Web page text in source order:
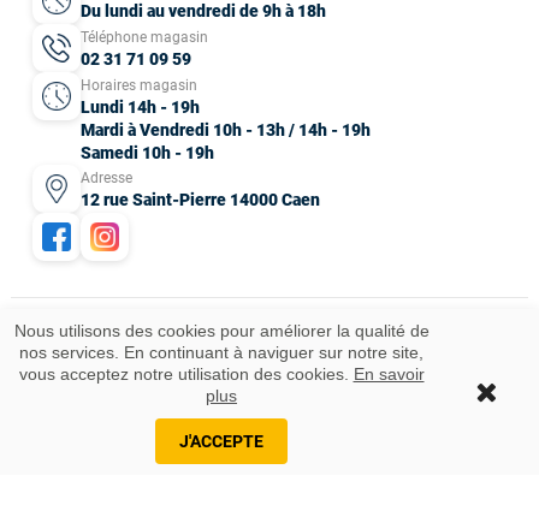
Du lundi au vendredi de 9h à 18h
Téléphone magasin
02 31 71 09 59
Horaires magasin
Lundi 14h - 19h
Mardi à Vendredi 10h - 13h / 14h - 19h
Samedi 10h - 19h
Adresse
12 rue Saint-Pierre 14000 Caen
Nous utilisons des cookies pour améliorer la qualité de
nos services. En continuant à naviguer sur notre site,
vous acceptez notre utilisation des cookies. En savoir
plus
J'ACCEPTE
Mentions légales CGV Données personnelles